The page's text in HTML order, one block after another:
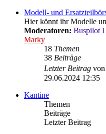
Modell- und
Hier könnt ihr Modelle
Moderatoren: Buspilot
Marky
18 Themen
38 Beiträge
Letzter Beitrag von
29.06.2024 12:35
Kantine
Themen
Beiträge
Letzter Beitrag